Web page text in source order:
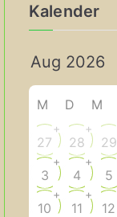
h
v
Kalender
M D M
27
+
28
+
29
3
+
4
+
5
10
+
11
+
12